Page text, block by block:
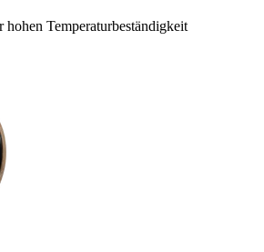
hohen Temperaturbeständigkeit